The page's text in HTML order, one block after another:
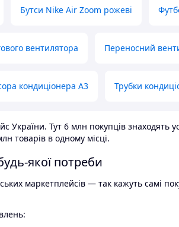
Бутси Nike Air Zoom рожеві
вентилятора Переносний
кондиціонера А3 Трубки
Тут 6 млн покупців знаходять
товарів в одному місці.
якої потреби
маркетплейсів — так кажуть самі